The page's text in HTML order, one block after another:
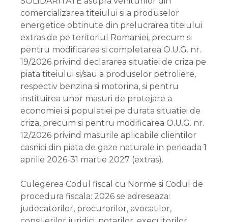
comercializarea titeiului si a produselor
energetice obtinute din prelucrarea titeiului
extras de pe teritoriul Romaniei, precum si
pentru modificarea si completarea O.U.G. nr.
19/2026 privind declararea situatiei de criza pe
piata titeiului si/sau a produselor petroliere,
respectiv benzina si motorina, si pentru
instituirea unor masuri de protejare a
economiei si populatiei pe durata situatiei de
criza, precum si pentru modificarea O.U.G. nr.
12/2026 privind masurile aplicabile clientilor
casnici din piata de gaze naturale in perioada 1
aprilie 2026-31 martie 2027 (extras).
Culegerea Codul fiscal cu Norme si Codul de
procedura fiscala: 2026 se adreseaza:
judecatorilor, procurorilor, avocatilor,